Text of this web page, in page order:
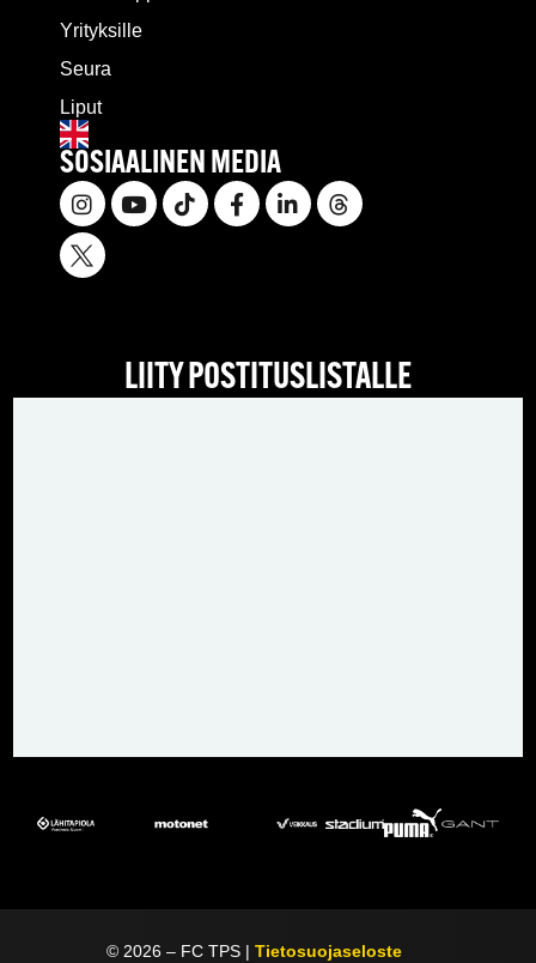
Yrityksille
Seura
Liput
SOSIAALINEN MEDIA
LIITY POSTITUSLISTALLE
©2026 – FC TPS |Tietosuojaseloste